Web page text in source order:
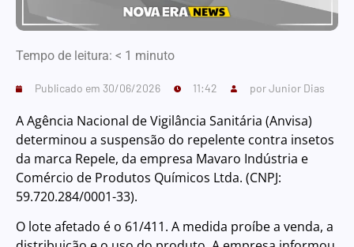
Tempo de leitura: < 1 minuto
Publicado em 30/06/2026 11:42 porJunior Dias
A Agência Nacional de Vigilância Sanitária (Anvisa)
determinou a suspensão do repelente contra insetos
da marca Repele, da empresa Mavaro Indústria e
Comércio de Produtos Químicos Ltda. (CNPJ:
59.720.284/0001-33).
O lote afetado é o 61/411. A medida proíbe a venda, a